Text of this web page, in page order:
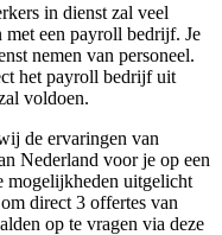
in dienst zal veel
een payroll bedrijf. Je
nemen van personeel.
het payroll bedrijf uit
voldoen.
de ervaringen van
Nederland voor je op een
mogelijkheden uitgelicht
direct 3 offertes van
op te vragen via deze